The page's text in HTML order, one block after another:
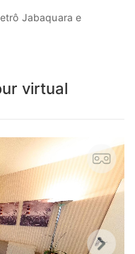
Jabaquara e
virtual